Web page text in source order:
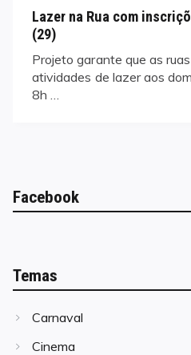
Lazer na Rua com
(29)
Projeto garante que as
atividades de lazer aos
8h …
Facebook
Temas
Carnaval
Cinema